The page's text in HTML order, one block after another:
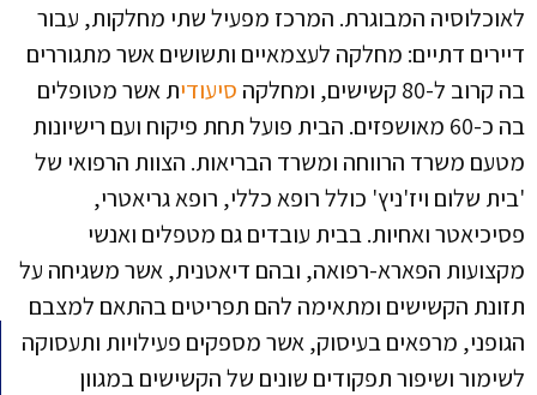
לאוכלוסיה המבוגרת. המרכז מפעיל שתי מחלקות, עבור
דיירים דתיים: מחלקה לעצמאיים ותשושים אשר מתגוררים
בה קרוב ל-80 קשישים, ומחלקה
סיעודית אשר מטופלים
בה כ-60 מאושפזים. הבית פועל תחת פיקוח ועם רישיונות
מטעם משרד הרווחה ומשרד הבריאות. הצוות הרפואי של
'בית שלום ויז'ניץ' כולל רופא כללי, רופא גריאטרי,
פסיכיאטר ואחיות. בבית עובדים גם מטפלים ואנשי
מקצועות הפארא-רפואה, ובהם דיאטנית, אשר משגיחה על
תזונת הקשישים ומתאימה להם תפריטים בהתאם למצבם
הגופני, מרפאים בעיסוק, אשר מספקים פעילויות ותעסוקה
לשימור ושיפור תפקודים שונים של הקשישים במגוון